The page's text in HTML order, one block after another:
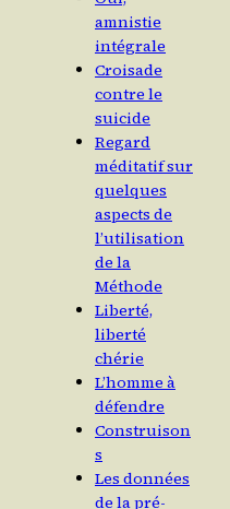
amnistie
intégrale
Croisade
contre le
suicide
Regard
méditatif sur
quelques
aspects de
l’utilisation
de la
Méthode
Liberté,
liberté
chérie
L’homme à
défendre
Construison
s
Les données
de la pré-